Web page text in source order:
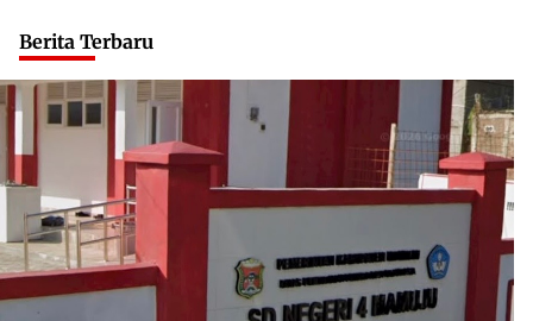
Berita Terbaru